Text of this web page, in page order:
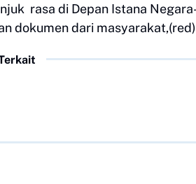
rasa di Depan Istana
dokumen dari masyarakat,(red)